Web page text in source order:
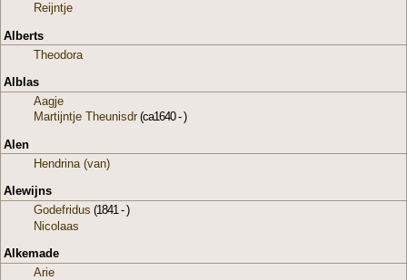
Reijntje
Alberts
Theodora
Alblas
Aagje
Martijntje Theunisdr(ca1640 - )
Alen
Hendrina (van)
Alewijns
Godefridus (1841 - )
Nicolaas
Alkemade
Arie